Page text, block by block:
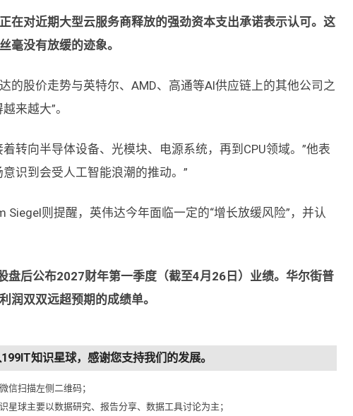
在对近期大型云服务商释放的强劲资本支出承诺表示认可。这
毫没有放缓的迹象。
的股价走势与英特尔、AMD、高通等AI供应链上的其他公司之
来越大”。
转向半导体设备、光模块、电源系统，再到CPU领域。”他表
识到会受人工智能浪潮的推动。”
Siegel则提醒，英伟达今年面临一定的“增长放缓风险”，并认
盘后公布2027财年第一季度（截至4月26日）业绩。华尔街普
润双双远超预期的成绩单。
知识星球，感谢您支持我们的发展。
信扫描左侧二维码；
星球主要以数据研究、报告分享、数据工具讨论为主；